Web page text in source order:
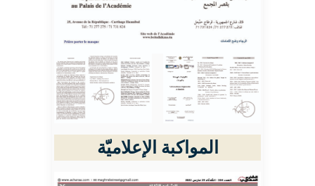
المواكبة الإعلاميّة